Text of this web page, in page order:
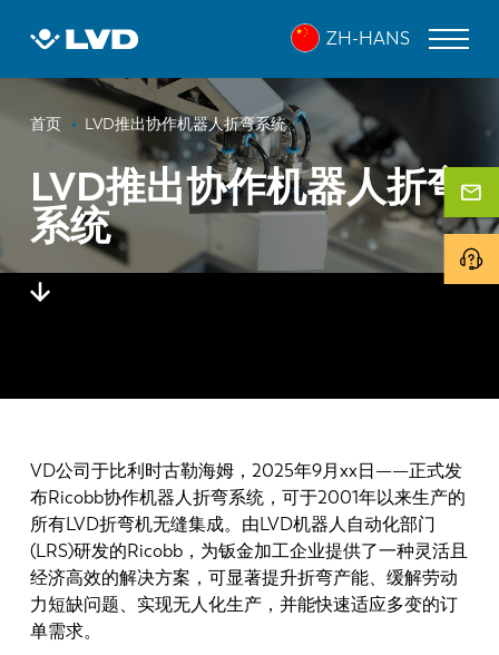
ZH-HANS
面
包
屑
首页 LVD推出协作机器人折弯系统
LVD推出协作机器人折弯
系统
VD公司于比利时古勒海姆，2025年9月xx日——正式发
布Ricobb协作机器人折弯系统，可于2001年以来生产的
所有LVD折弯机无缝集成。由LVD机器人自动化部门
(LRS)研发的Ricobb，为钣金加工企业提供了一种灵活且
经济高效的解决方案，可显著提升折弯产能、缓解劳动
力短缺问题、实现无人化生产，并能快速适应多变的订
单需求。
激光切割机
折弯机
折弯中心
客户服务
关于 LVD
最新消息
探索 LVD
客户案例
展会活动
资源中心